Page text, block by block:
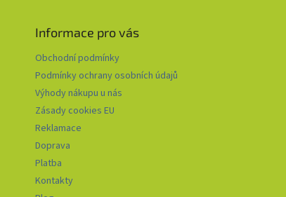
Informace pro vás
Obchodní podmínky
Podmínky ochrany osobních údajů
Výhody nákupu u nás
Zásady cookies EU
Reklamace
Doprava
Platba
Kontakty